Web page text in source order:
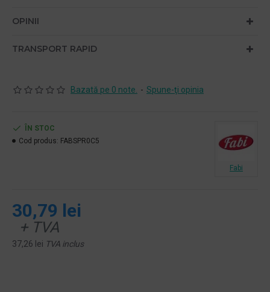
OPINII
TRANSPORT RAPID
Bazată pe 0 note. - Spune-ţi opinia
30,79 lei
+ TVA
37,26 lei TVA inclus
ÎN STOC
Cod produs: FABSPR0C5
Fabi